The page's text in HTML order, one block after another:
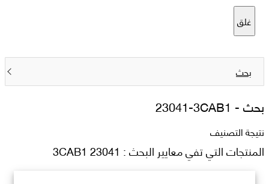
غلق
بحث
بحث - 23041-3CAB1
نتيجة التصنيف
المنتجات التي تفي معايير البحث : 23041 3CAB1